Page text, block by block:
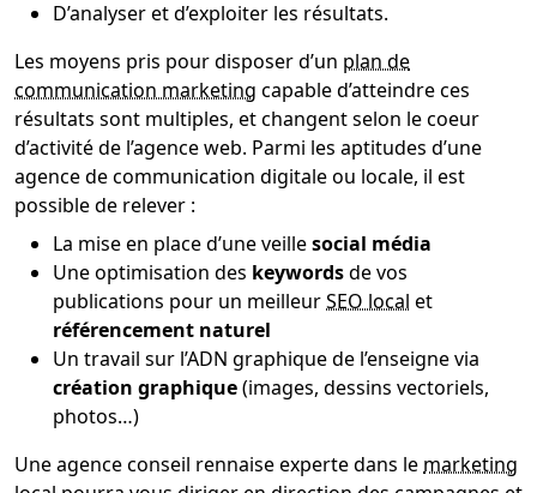
D’analyser et d’exploiter les résultats.
Les moyens pris pour disposer d’un plan de
communication marketing capable d’atteindre ces
résultats sont multiples, et changent selon le coeur
d’activité de l’agence web. Parmi les aptitudes d’une
agence de communication digitale ou locale, il est
possible de relever :
La mise en place d’une veillesocial média
Une optimisation des keywordsde vos
publications pour un meilleurSEO local et
référencement naturel
Un travail sur l’ADN graphique de l’enseigne via
création graphique(images, dessins vectoriels,
photos…)
Une agence conseil rennaise experte dans le marketing